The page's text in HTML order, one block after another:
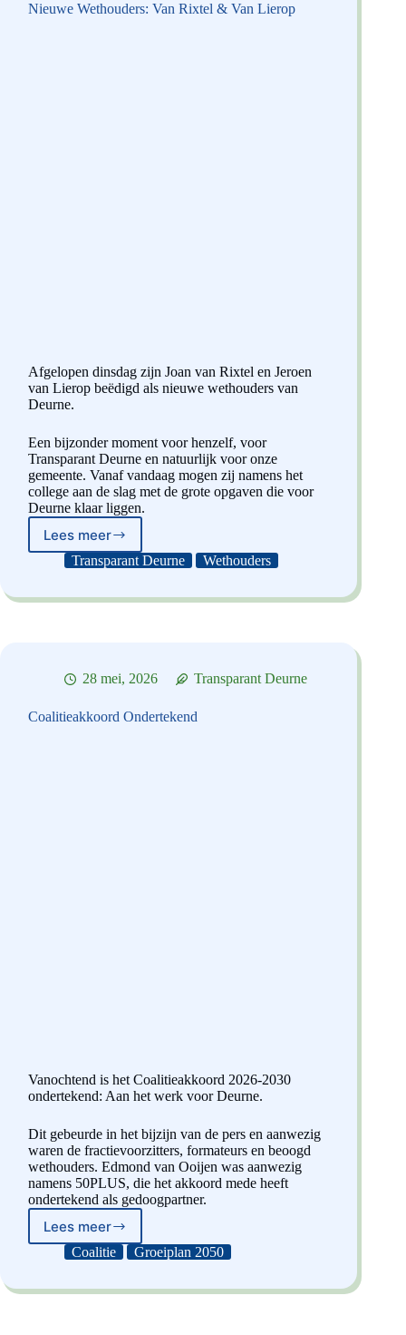
Nieuwe Wethouders: Van Rixtel & Van Lierop
Afgelopen dinsdag zijn Joan van Rixtel en Jeroen
van Lierop beëdigd als nieuwe wethouders van
Deurne.
Een bijzonder moment voor henzelf, voor
Transparant Deurne en natuurlijk voor onze
gemeente. Vanaf vandaag mogen zij namens het
college aan de slag met de grote opgaven die voor
Deurne klaar liggen.
Lees meer
Nieuwe
Wethouders:
Rixtel
Transparant Deurne Wethouders
28 mei, 2026 Transparant Deurne
Coalitieakkoord Ondertekend
Vanochtend is het Coalitieakkoord 2026-2030
ondertekend: Aan het werk voor Deurne.
Dit gebeurde in het bijzijn van de pers en aanwezig
waren de fractievoorzitters, formateurs en beoogd
wethouders. Edmond van Ooijen was aanwezig
namens 50PLUS, die het akkoord mede heeft
ondertekend als gedoogpartner.
Lees meerCoalitieakkoord
Ondertekend
Coalitie Groeiplan 2050